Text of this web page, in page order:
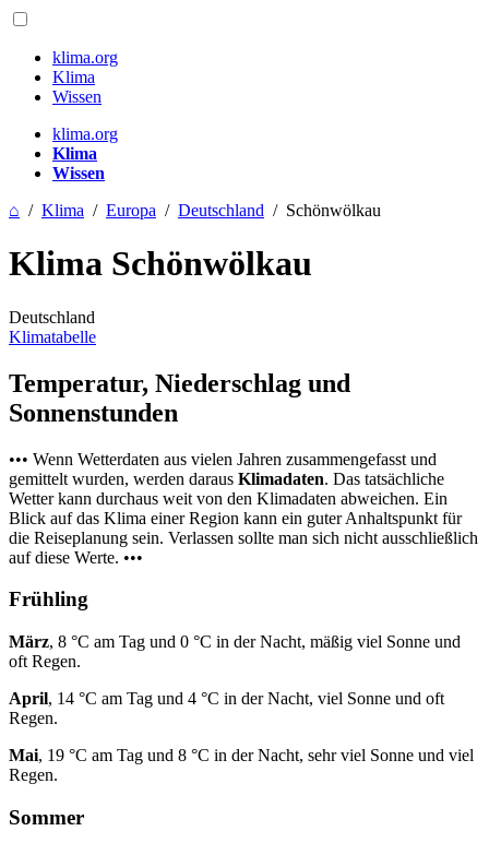
klima.org
Klima
Wissen
klima.org
Klima
Wissen
⌂ / Klima / Europa / Deutschland / Schönwölkau
Klima Schönwölkau
Deutschland
Klimatabelle
Temperatur, Niederschlag und
Sonnenstunden
••• Wenn Wetterdaten aus vielen Jahren zusammengefasst und
gemittelt wurden, werden daraus Klimadaten. Das tatsächliche
Wetter kann durchaus weit von den Klimadaten abweichen. Ein
Blick auf das Klima einer Region kann ein guter Anhaltspunkt für
die Reiseplanung sein. Verlassen sollte man sich nicht ausschließlich
auf diese Werte. •••
Frühling
März, 8 °C am Tag und 0 °C in der Nacht, mäßig viel Sonne und
oft Regen.
April, 14 °C am Tag und 4 °C in der Nacht, viel Sonne und oft
Regen.
Mai, 19 °C am Tag und 8 °C in der Nacht, sehr viel Sonne und viel
Regen.
Sommer